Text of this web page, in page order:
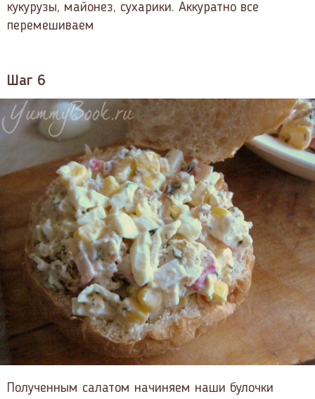
кукурузы, майонез, сухарики. Аккуратно все
перемешиваем
Шаг 6
Полученным салатом начиняем наши булочки